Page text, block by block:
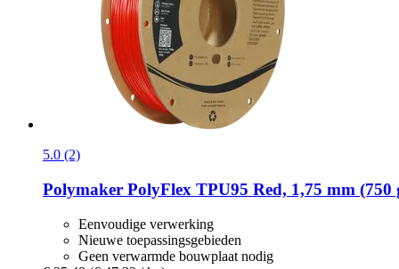
5.0 (2)
Polymaker PolyFlex TPU95 Red, 1,75 mm (750
Eenvoudige verwerking
Nieuwe toepassingsgebieden
Geen verwarmde bouwplaat nodig